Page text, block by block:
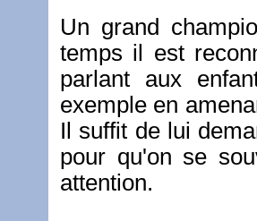
Un grand
temps il est
parlant aux
exemple en
Il suffit de lui
pour qu'on se
attention.